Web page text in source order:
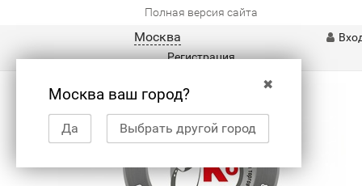
Полная версия сайта
Москва
✖
Москва ваш город?
Да Выбрать другой город
Регистрация